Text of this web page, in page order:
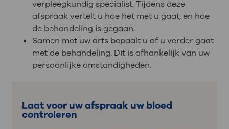
verpleegkundig specialist. Tijdens deze
afspraak vertelt u hoe het met u gaat, en hoe
de behandeling is gegaan.
Samen met uw arts bepaalt u of u verder gaat
met de behandeling. Dit is afhankelijk van uw
persoonlijke omstandigheden.
Laat voor uw afspraak uw bloed
controleren